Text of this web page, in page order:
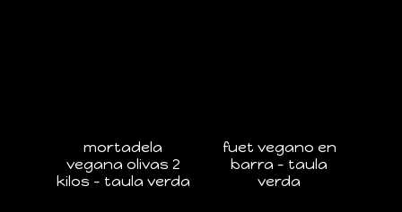
mortadela
vegana olivas 2
kilos – taula verda
fuet vegano en
barra – taula
verda